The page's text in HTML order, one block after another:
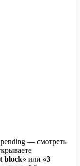
— смотреть
block» или «3